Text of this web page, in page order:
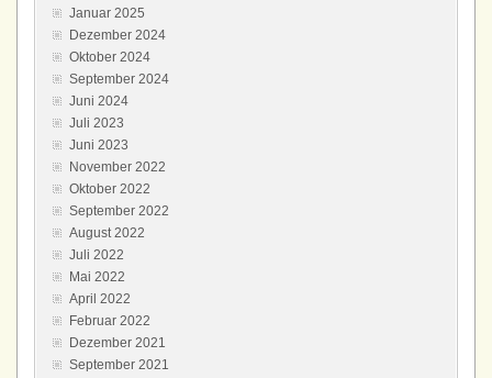
Januar 2025
Dezember 2024
Oktober 2024
September 2024
Juni 2024
Juli 2023
Juni 2023
November 2022
Oktober 2022
September 2022
August 2022
Juli 2022
Mai 2022
April 2022
Februar 2022
Dezember 2021
September 2021